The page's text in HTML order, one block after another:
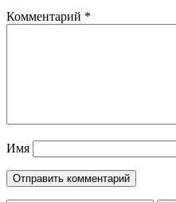
Комментарий *
Имя